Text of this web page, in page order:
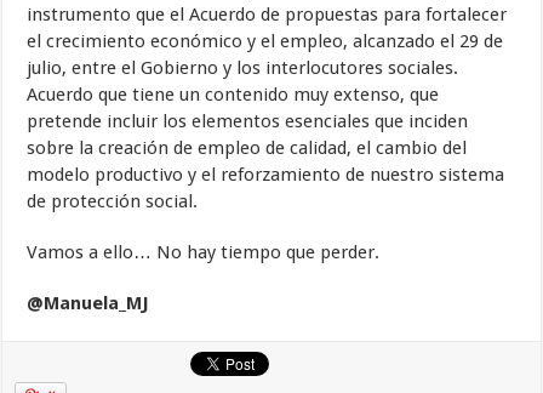
instrumento que el Acuerdo de propuestas para fortalecer
el crecimiento económico y el empleo, alcanzado el 29 de
julio, entre el Gobierno y los interlocutores sociales.
Acuerdo que tiene un contenido muy extenso, que
pretende incluir los elementos esenciales que inciden
sobre la creación de empleo de calidad, el cambio del
modelo productivo y el reforzamiento de nuestro sistema
de protección social.
Vamos a ello… No hay tiempo que perder.
@Manuela_MJ